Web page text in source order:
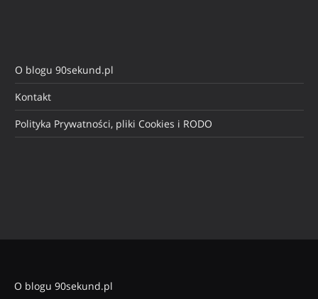
O blogu 90sekund.pl
Kontakt
Polityka Prywatności, pliki Cookies i RODO
O blogu 90sekund.pl